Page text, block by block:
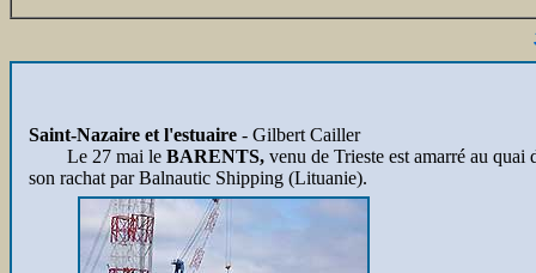
Saint-Nazaire et l'estuaire - Gilbert Cailler
Le 27 mai le BARENTS, venu de Trieste est amarré au
son rachat par Balnautic Shipping (Lituanie).